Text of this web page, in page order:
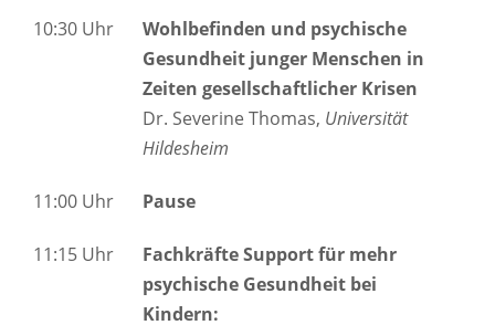
10:30 Uhr
Wohlbefinden und psychische
Gesundheit junger Menschen in
Zeiten gesellschaftlicher Krisen
Dr. Severine Thomas, Universität
Hildesheim
11:00 Uhr Pause
11:15 Uhr
Fachkräfte Support für mehr
psychische Gesundheit bei
Kindern: